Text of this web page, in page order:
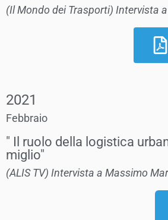
(Il Mondo dei Trasporti) Intervista
2021
Febbraio
" Il ruolo della logistica
miglio"
(ALIS TV) Intervista a Massimo